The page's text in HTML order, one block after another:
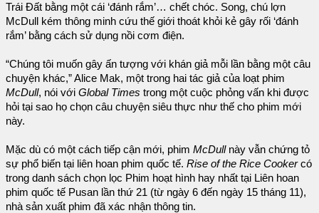
Trái Đất bằng một cái ‘đánh rắm’… chết chóc. Song, chú lợn
McDull kém thông minh cứu thế giới thoát khỏi kẻ gây rối ‘đánh
rắm’ bằng cách sử dụng nồi cơm điện.
“Chúng tôi muốn gây ấn tượng với khán giả mỗi lần bằng một câu
chuyện khác,” Alice Mak, một trong hai tác giả của loạt phim
McDull, nói với Global Times trong một cuộc phỏng vấn khi được
hỏi tại sao họ chọn câu chuyện siêu thực như thế cho phim mới
này.
Mặc dù có một cách tiếp cận mới, phim McDullnày vẫn chứng tỏ
sự phổ biến tại liên hoan phim quốc tế. Rise of the Rice Cookercó
trong danh sách chọn lọc Phim hoạt hình hay nhất tại Liên hoan
phim quốc tế Pusan lần thứ 21 (từ ngày 6 đến ngày 15 tháng 11),
nhà sản xuất phim đã xác nhận thông tin.